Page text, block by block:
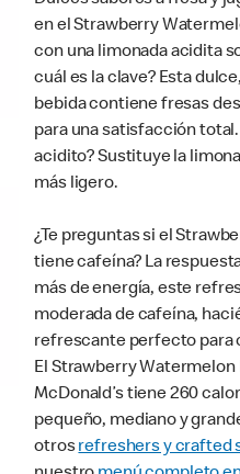
en el Strawberry
con una limonada acidita
cuál es la clave? Esta
bebida contiene fresas
para una satisfacción
acidito? Sustituye la
más ligero.
¿Te preguntas si el
tiene cafeína? La
más de energía, este
moderada de cafeína,
refrescante perfecto para
El Strawberry
McDonald’s tiene 260
pequeño, mediano y
otrosrefreshers y crafted